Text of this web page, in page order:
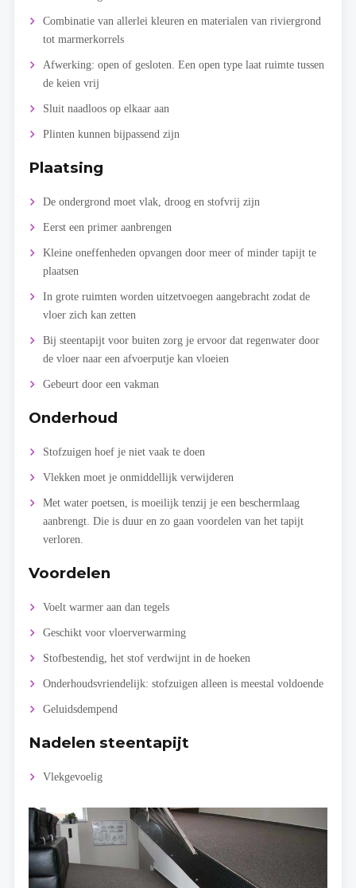
Combinatie van allerlei kleuren en materialen van riviergrond
tot marmerkorrels
Afwerking: open of gesloten. Een open type laat ruimte tussen
de keien vrij
Sluit naadloos op elkaar aan
Plinten kunnen bijpassend zijn
Plaatsing
De ondergrond moet vlak, droog en stofvrij zijn
Eerst een primer aanbrengen
Kleine oneffenheden opvangen door meer of minder tapijt te
plaatsen
In grote ruimten worden uitzetvoegen aangebracht zodat de
vloer zich kan zetten
Bij steentapijt voor buiten zorg je ervoor dat regenwater door
de vloer naar een afvoerputje kan vloeien
Gebeurt door een vakman
Onderhoud
Stofzuigen hoef je niet vaak te doen
Vlekken moet je onmiddellijk verwijderen
Met water poetsen, is moeilijk tenzij je een beschermlaag
aanbrengt. Die is duur en zo gaan voordelen van het tapijt
verloren.
Voordelen
Voelt warmer aan dan tegels
Geschikt voor vloerverwarming
Stofbestendig, het stof verdwijnt in de hoeken
Onderhoudsvriendelijk: stofzuigen alleen is meestal voldoende
Geluidsdempend
Nadelen steentapijt
Vlekgevoelig